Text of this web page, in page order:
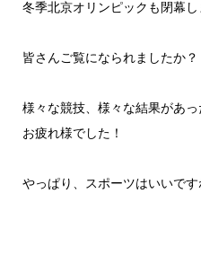
冬季北京オリンピックも閉幕し
皆さんご覧になられましたか？
様々な競技、様々な結果があ
お疲れ様でした！
やっぱり、スポーツはいいです